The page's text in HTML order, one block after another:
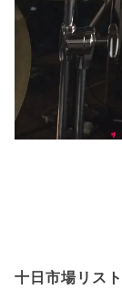
十日市場リスト